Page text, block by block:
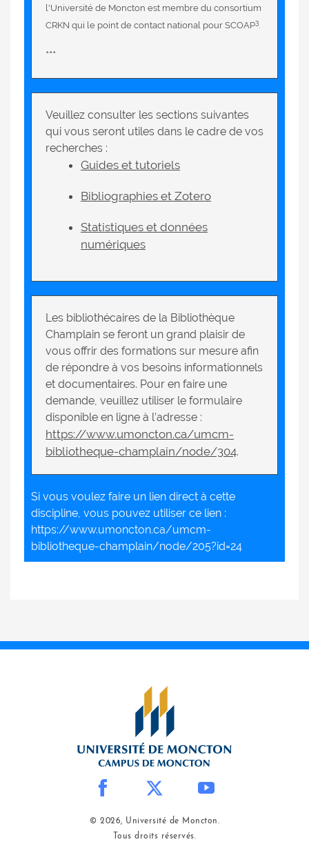
l'Université de Moncton est membre du consortium
CRKN qui le point de contact national pour SCOAP3.
***
Veuillez consulter les sections suivantes
qui vous seront utiles dans le cadre de vos
recherches :
Guides et tutoriels
Bibliographies et Zotero
Statistiques et données
numériques
Les bibliothécaires de la Bibliothèque
Champlain se feront un grand plaisir de
vous offrir des formations sur mesure afin
de répondre à vos besoins informationnels
et documentaires. Pour en faire une
demande, veuillez utiliser le formulaire
disponible en ligne à l’adresse :
https://www.umoncton.ca/umcm-
bibliotheque-champlain/node/304.
Si vous voulez faire un lien direct à cette
discipline, vous pouvez utiliser ce lien :
https://www.umoncton.ca/umcm-
bibliotheque-champlain/node/205?id=24
© 2026, Université de Moncton.
Tous droits réservés.